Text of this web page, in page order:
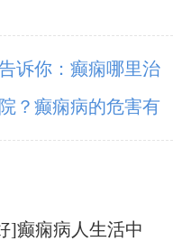
诉你：癫痫哪里治
？癫痫病的危害有
]癫痫病人生活中